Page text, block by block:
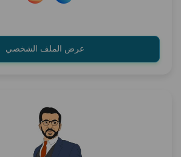
عرض الملف الشخصي